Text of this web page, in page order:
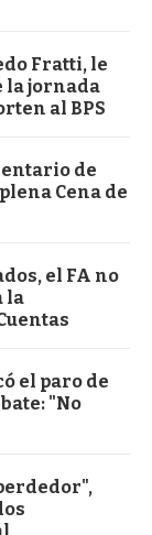
Fratti, le
la jornada
al BPS
de
Cena de
el FA no
la
el paro de
"No